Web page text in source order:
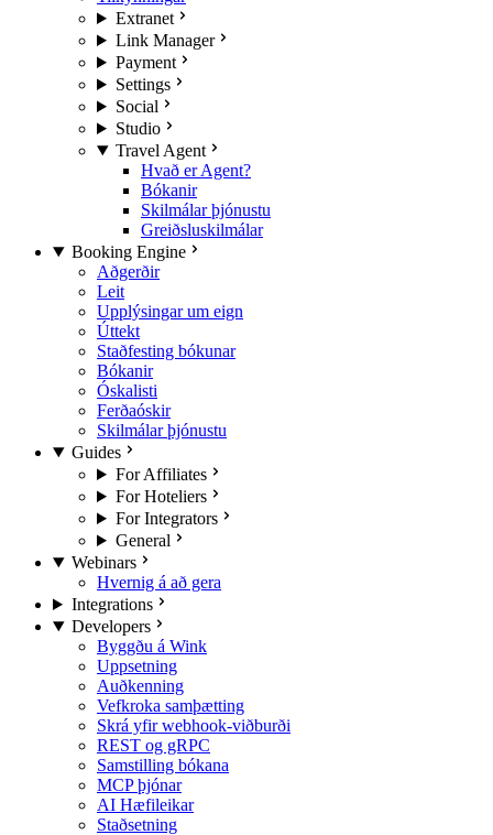
Extranet
Link Manager
Payment
Settings
Social
Studio
Travel Agent
Hvað er Agent?
Bókanir
Skilmálar þjónustu
Greiðsluskilmálar
Booking Engine
Aðgerðir
Leit
Upplýsingar um eign
Úttekt
Staðfesting bókunar
Bókanir
Óskalisti
Ferðaóskir
Skilmálar þjónustu
Guides
For Affiliates
For Hoteliers
For Integrators
General
Webinars
Hvernig á að gera
Integrations
Developers
Byggðu á Wink
Uppsetning
Auðkenning
Vefkroka samþætting
Skrá yfir webhook-viðburði
REST og gRPC
Samstilling bókana
MCP þjónar
AI Hæfileikar
Staðsetning